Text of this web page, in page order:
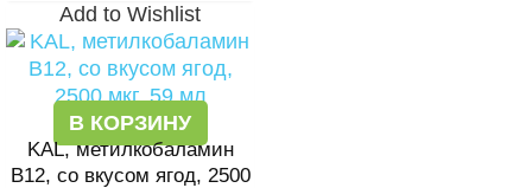
Add to Wishlist
В КОРЗИНУ
KAL, метилкобаламин
B12, со вкусом ягод, 2500